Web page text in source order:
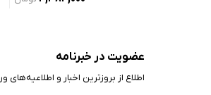
عضویت در خبرنامه
اطلاع از بروز‌ترین اخبار و اطلاعیه‌های